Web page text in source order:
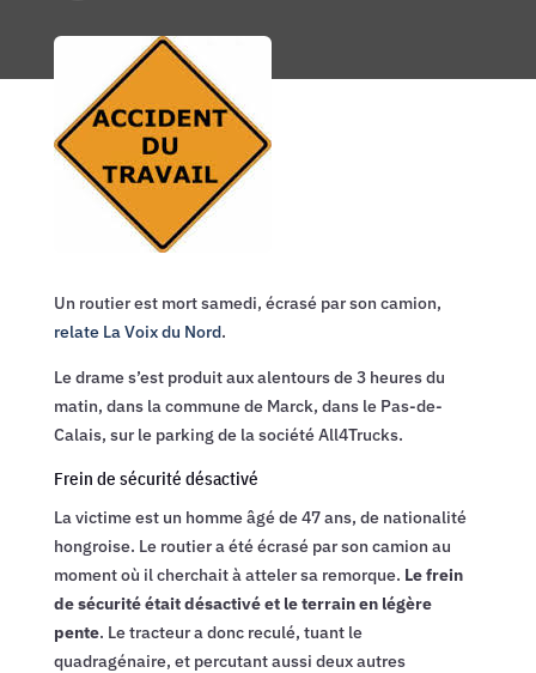
Un routier est mort samedi, écrasé par son camion,
relate La Voix du Nord.
Le drame s’est produit aux alentours de 3 heures du
matin, dans la commune de Marck, dans le Pas-de-
Calais, sur le parking de la société All4Trucks.
Frein de sécurité désactivé
La victime est un homme âgé de 47 ans, de nationalité
hongroise. Le routier a été écrasé par son camion au
moment où il cherchait à atteler sa remorque. Le frein
de sécurité était désactivé et le terrain en légère
pente. Le tracteur a donc reculé, tuant le
quadragénaire, et percutant aussi deux autres